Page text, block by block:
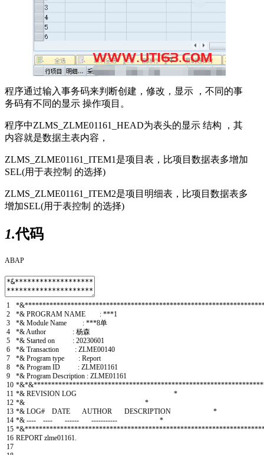
程序通过输入事务码来判断创建，修改，显示 ，不同的事
务码有不同的显示 操作项目。
程序中ZLMS_ZLME01161_HEAD为表头的显示 结构 ，其
内容就是数据主表内容，
ZLMS_ZLME01161_ITEM1是项目表，比项目数据表多增加
SEL(用于表控制 的选择)
ZLMS_ZLME01161_ITEM2是项目明细表，比项目数据表多
增加SEL(用于表控制 的选择)
1.代码
ABAP
1
2
3
4
5
6
7
8
9
10
11
12
13
14
15
16
17
*& PROGRAM NAME : ***1
*& Module Name : ***8单
*& Author : 杨森
*& Started on : 20230601
*& Transaction : ZLME00140
*& Program type : Report
*& Program ID : ZLME01161
*& Program Description : ZLME01161
*& REVISION LOG *
*& *
*& LOG# DATE AUTHOR DESCRIPTION *
*& ---- ---- ------ ----------- *
REPORT zlme01161